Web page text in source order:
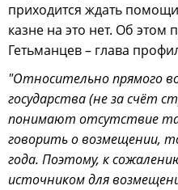
приходится ждать помощи
казне на это нет. Об этом
Гетьманцев – глава
"Относительно прямого
государства (не за счёт
понимают отсутствие
говорить о возмещении,
года. Поэтому, к
источником для